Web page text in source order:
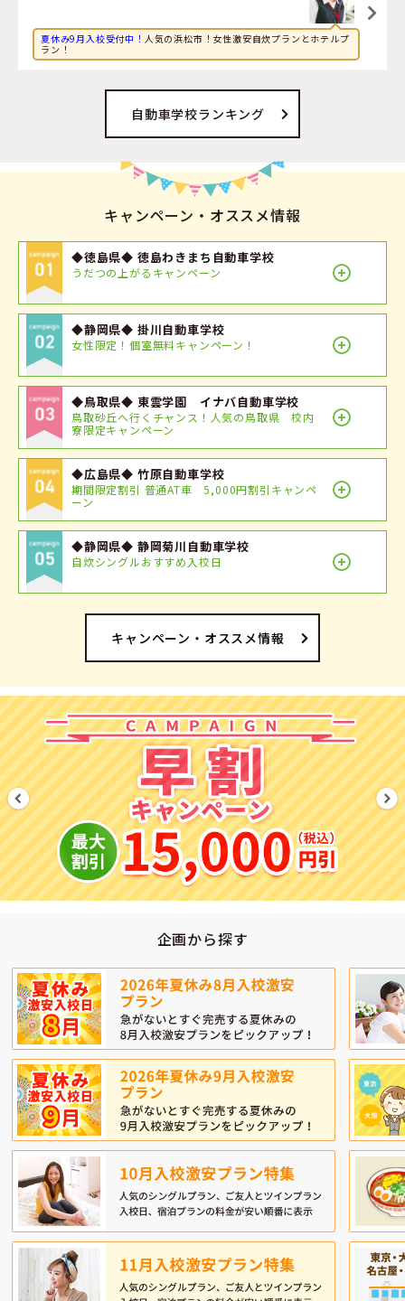
夏休み9月入校受付中！ 人気の浜松市！女性激安自炊プランとホテルプ
ラン！
自動車学校ランキング
キャンペーン・オススメ情報
◆徳島県◆ 徳島わきまち自動車学校
うだつの上がるキャンペーン
◆静岡県◆ 掛川自動車学校
女性限定！個室無料キャンペーン！
◆鳥取県◆ 東雲学園 イナバ自動車学校
鳥取砂丘へ行くチャンス！人気の鳥取県 校内
寮限定キャンペーン
◆広島県◆ 竹原自動車学校
期間限定割引 普通AT車 5,000円割引キャンペ
ーン
◆静岡県◆ 静岡菊川自動車学校
自炊シングルおすすめ入校日
キャンペーン・オススメ情報
企画から探す